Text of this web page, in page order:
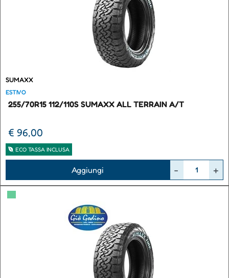
SUMAXX
ESTIVO
255/70R15 112/110S SUMAXX ALL TERRAIN A/T
€ 96,00
ECO TASSA INCLUSA
Aggiungi
▀